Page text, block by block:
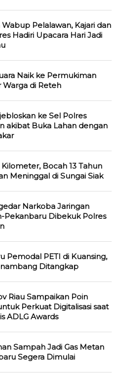
Pelalawan, Kajari dan
Hadiri Upacara Hari Jadi
Naik ke Permukiman
Warga di Reteh
ke Sel Polres
akibat Buka Lahan dengan
Bocah 13 Tahun
Meninggal di Sungai Siak
Narkoba Jaringan
Pekanbaru Dibekuk Polres
Pemodal PETI di Kuansing,
Ditangkap
Riau Sampaikan Poin
Perkuat Digitalisasi saat
ADLG Awards
Sampah Jadi Gas Metan
Segera Dimulai